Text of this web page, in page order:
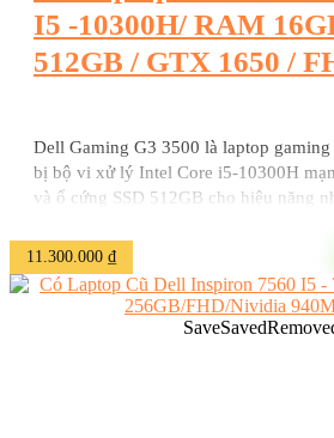
I5 -10300H/ RAM
512GB / GTX 1650 /
Dell Gaming G3 3500 là laptop gaming
bị bộ vi xử lý Intel Core i5-10300H
và ổ cứng SSD 512GB cho hiệu năng
Màn hình Full HD (FHD) mang lại hình
bản thuộc dòng G3 với nhiều ...
11.300.000 ₫
SaveSaved